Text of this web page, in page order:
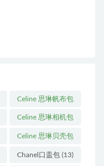
Celine 思琳帆布包
(18)
Celine 思琳相机包
(11)
Celine 思琳贝壳包
(12)
Chanel口盖包 (13)